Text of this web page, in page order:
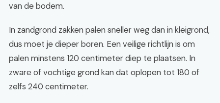
van de bodem.
In zandgrond zakken palen sneller weg dan in kleigrond,
dus moet je dieper boren. Een veilige richtlijn is om
palen minstens 120 centimeter diep te plaatsen. In
zware of vochtige grond kan dat oplopen tot 180 of
zelfs 240 centimeter.